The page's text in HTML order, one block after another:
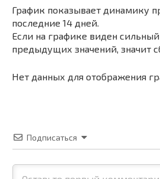
График показывает динамику
последние 14 дней.
Если на графике виден
предыдущих значений, значит
Нет данных для отображения
Подписаться